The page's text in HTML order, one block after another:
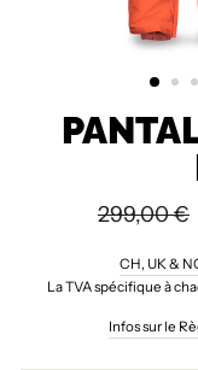
Prix
299,00 €
CH, UK &
La TVA spécifique à
Infos sur le